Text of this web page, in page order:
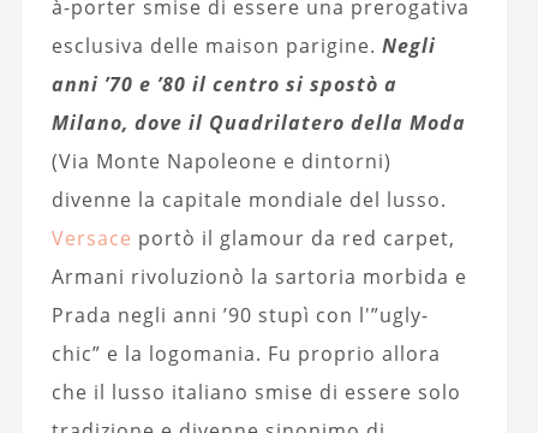
à-porter smise di essere una prerogativa
esclusiva delle maison parigine. Negli
anni ’70 e ’80 il centro si spostò a
Milano, dove il Quadrilatero della Moda
(Via Monte Napoleone e dintorni)
divenne la capitale mondiale del lusso.
Versace portò il glamour da red carpet,
Armani rivoluzionò la sartoria morbida e
Prada negli anni ’90 stupì con l'”ugly-
chic” e la logomania. Fu proprio allora
che il lusso italiano smise di essere solo